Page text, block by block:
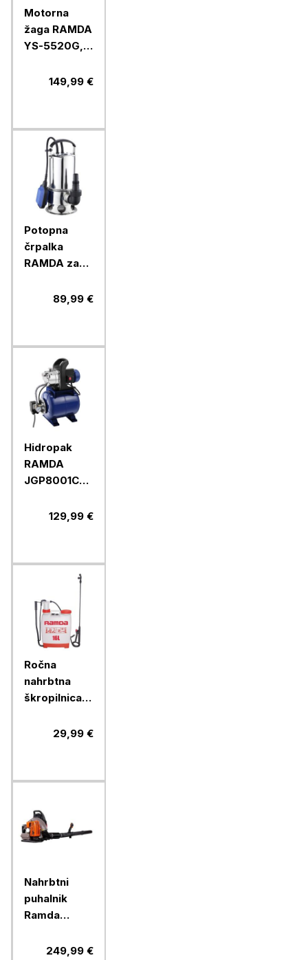
Motorna
žaga RAMDA
YS-5520G,
149,99 €
Potopna
črpalka
RAMDA za
vodo, 1100
89,99 €
Hidropak
RAMDA
JGP8001CXF,
129,99 €
Ročna
nahrbtna
škropilnica
29,99 €
Nahrbtni
puhalnik
Ramda
249,99 €